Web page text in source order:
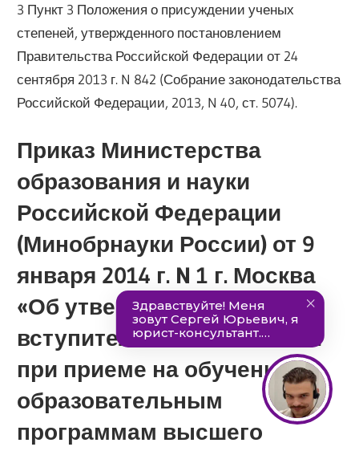
3 Пункт 3 Положения о присуждении ученых
степеней, утвержденного постановлением
Правительства Российской Федерации от 24
сентября 2013 г. N 842 (Собрание законодательства
Российской Федерации, 2013, N 40, ст. 5074).
Приказ Министерства
образования и науки
Российской Федерации
(Минобрнауки России) от 9
января 2014 г. N 1 г. Москва
«Об утверждении перечня
вступительных испытаний
при приеме на обучение по
образовательным
программам высшего